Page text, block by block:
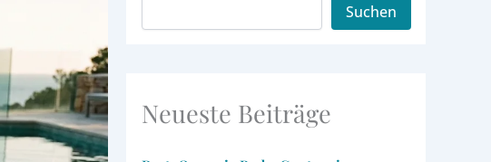
Suchen
Neueste Beiträge